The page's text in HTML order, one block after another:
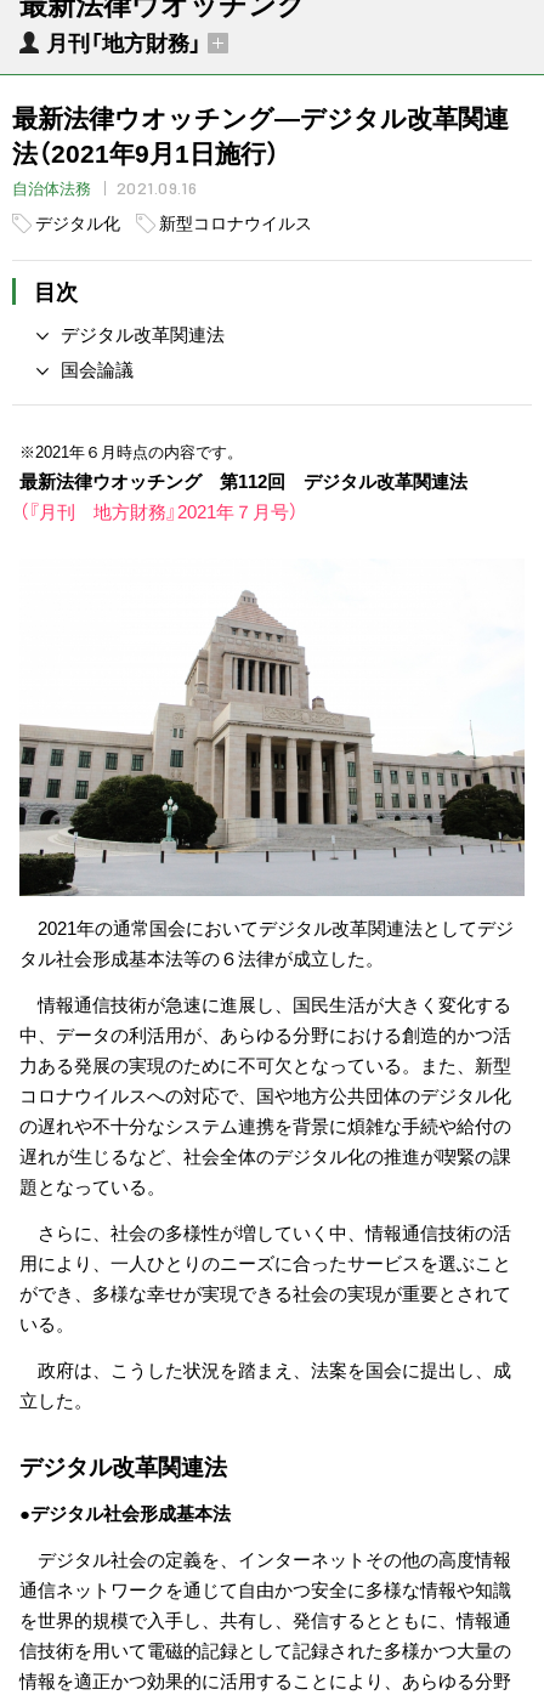
月刊「地方財務」
最新法律ウオッチング―デジタル改革関連
法（2021年9月1日施行）
自治体法務
2021.09.16
デジタル化
新型コロナウイルス
目次
デジタル改革関連法
国会論議
※2021年６月時点の内容です。
最新法律ウオッチング 第112回 デジタル改革関連法
（『月刊 地方財務』2021年７月号）
2021年の通常国会においてデジタル改革関連法としてデジ
タル社会形成基本法等の６法律が成立した。
情報通信技術が急速に進展し、国民生活が大きく変化する
中、データの利活用が、あらゆる分野における創造的かつ活
力ある発展の実現のために不可欠となっている。また、新型
コロナウイルスへの対応で、国や地方公共団体のデジタル化
の遅れや不十分なシステム連携を背景に煩雑な手続や給付の
遅れが生じるなど、社会全体のデジタル化の推進が喫緊の課
題となっている。
さらに、社会の多様性が増していく中、情報通信技術の活
用により、一人ひとりのニーズに合ったサービスを選ぶこと
ができ、多様な幸せが実現できる社会の実現が重要とされて
いる。
政府は、こうした状況を踏まえ、法案を国会に提出し、成
立した。
デジタル改革関連法
●デジタル社会形成基本法
デジタル社会の定義を、インターネットその他の高度情報
通信ネットワークを通じて自由かつ安全に多様な情報や知識
を世界的規模で入手し、共有し、発信するとともに、情報通
信技術を用いて電磁的記録として記録された多様かつ大量の
情報を適正かつ効果的に活用することにより、あらゆる分野